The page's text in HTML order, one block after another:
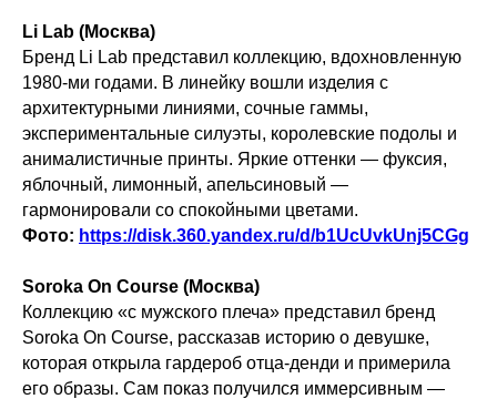
Li Lab (Москва)
Бренд Li Lab представил коллекцию, вдохновленную
1980-ми годами. В линейку вошли изделия с
архитектурными линиями, сочные гаммы,
экспериментальные силуэты, королевские подолы и
анималистичные принты. Яркие оттенки — фуксия,
яблочный, лимонный, апельсиновый —
гармонировали со спокойными цветами.
Фото: https://disk.360.yandex.ru/d/b1UcUvkUnj5CGg
Soroka On Course (Москва)
Коллекцию «с мужского плеча» представил бренд
Soroka On Course, рассказав историю о девушке,
которая открыла гардероб отца-денди и примерила
его образы. Сам показ получился иммерсивным —